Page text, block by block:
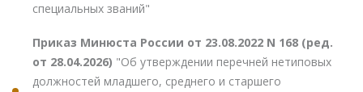
специальных званий"
Приказ Минюста России от 23.08.2022 N 168 (ред.
от 28.04.2026) "Об утверждении перечней нетиповых
должностей младшего, среднего и старшего